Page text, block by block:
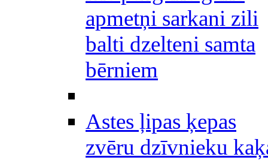
apmetņi sarkani zili
balti dzelteni samta
bērniem
Astes ļipas ķepas
zvēru dzīvnieku